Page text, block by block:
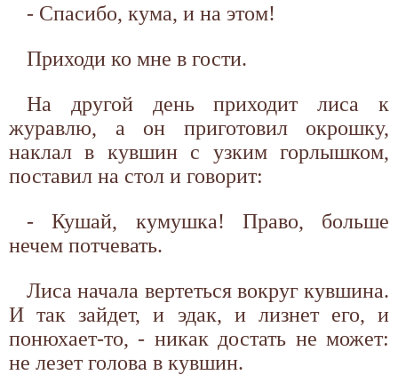
- Спасибо, кума, и на этом!
Приходи ко мне в гости.
На другой день приходит лиса к
журавлю, а он приготовил окрошку,
наклал в кувшин с узким горлышком,
поставил на стол и говорит:
- Кушай, кумушка! Право, больше
нечем потчевать.
Лиса начала вертеться вокруг кувшина.
И так зайдет, и эдак, и лизнет его, и
понюхает-то, - никак достать не может:
не лезет голова в кувшин.